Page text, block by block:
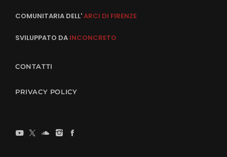
COMUNITARIA DELL'ARCI DI FIRENZE
SVILUPPATO DA INCONCRETO
CONTATTI
PRIVACY POLICY